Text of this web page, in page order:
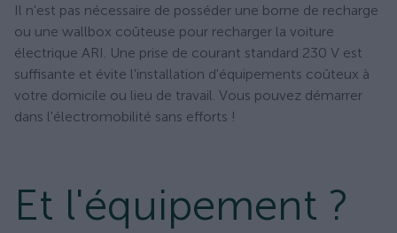
Il n'est pas nécessaire de posséder une borne de recharge
ou une wallbox coûteuse pour recharger la voiture
électrique ARI. Une prise de courant standard 230 V est
suffisante et évite l'installation d'équipements coûteux à
votre domicile ou lieu de travail. Vous pouvez démarrer
dans l'électromobilité sans efforts !
Et l'équipement ?